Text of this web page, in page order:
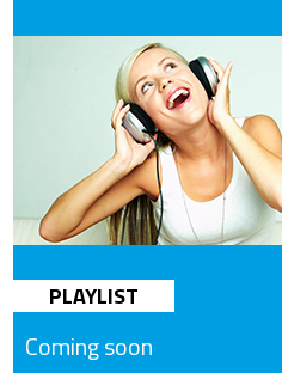
PLAYLIST
Coming soon